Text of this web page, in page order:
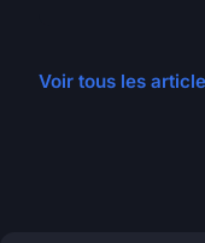
Voir tous les